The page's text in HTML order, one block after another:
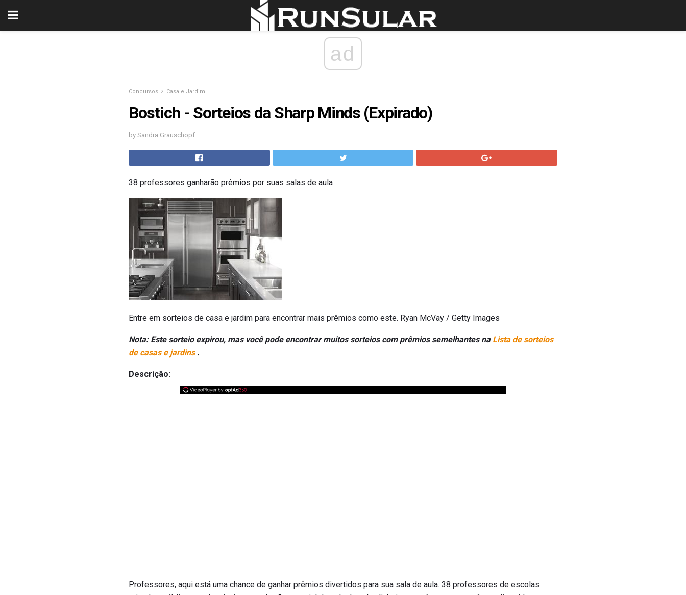
ad
Concursos Casa e Jardim
Bostich - Sorteios da Sharp Minds (Expirado)
by Sandra Grauschopf
38 professores ganharão prêmios por suas salas de aula
Entre em sorteios de casa e jardim para encontrar mais prêmios como este. Ryan McVay / Getty Images
Nota: Este sorteio expirou, mas você pode encontrar muitos sorteios com prêmios semelhantes na Lista de sorteios
de casas e jardins.
Descrição:
Professores, aqui está uma chance de ganhar prêmios divertidos para sua sala de aula. 38 professores de escolas